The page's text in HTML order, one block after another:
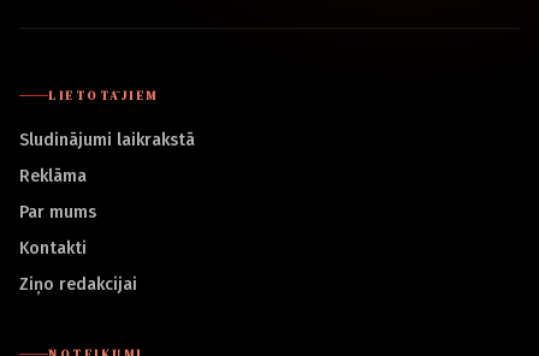
LIETOTĀJIEM
Sludinājumi laikrakstā
Reklāma
Par mums
Kontakti
Ziņo redakcijai